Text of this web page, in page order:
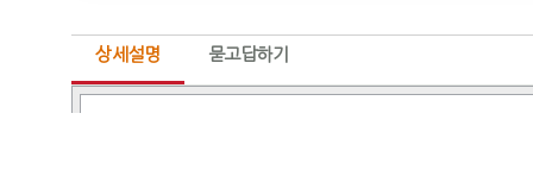
상세설명 묻고답하기